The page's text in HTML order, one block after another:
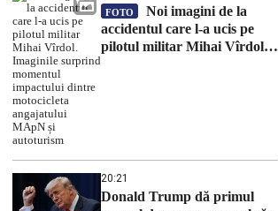
FOTO
Noi imagini de la
accidentul care l-a ucis pe
pilotul militar Mihai Vîrdol.
20:21
Donald Trump dă primul